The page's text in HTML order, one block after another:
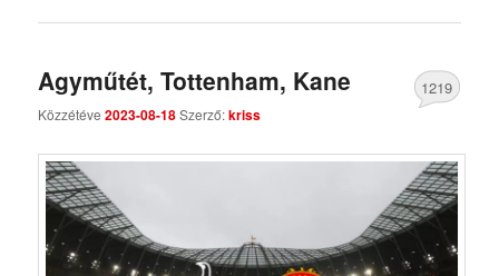
Agyműtét, Tottenham, Kane
Közzétéve2023-08-18Szerző:kriss
1219